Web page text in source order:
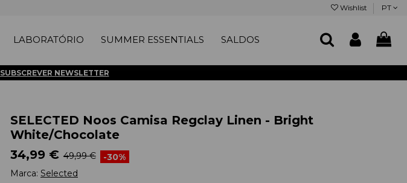
Wishlist PT
LABORATÓRIO SUMMER ESSENTIALS SALDOS
SUBSCREVER NEWSLETTER
SELECTED Noos Camisa Regclay Linen - Bright
White/Chocolate
34,99 € 49,99 €
-30%
Marca: Selected